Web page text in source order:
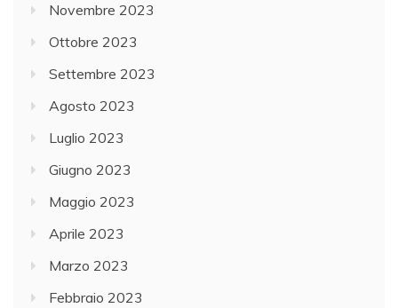
Novembre 2023
Ottobre 2023
Settembre 2023
Agosto 2023
Luglio 2023
Giugno 2023
Maggio 2023
Aprile 2023
Marzo 2023
Febbraio 2023